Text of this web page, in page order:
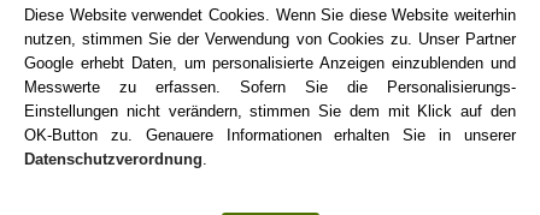
Waage Sternzeichen
Diese Website verwendet Cookies. Wenn Sie diese Website weiterhin
nutzen, stimmen Sie der Verwendung von Cookies zu. Unser Partner
Google erhebt Daten, um personalisierte Anzeigen einzublenden und
Messwerte zu erfassen. Sofern Sie die Personalisierungs-
Einstellungen nicht verändern, stimmen Sie dem mit Klick auf den
OK-Button zu. Genauere Informationen erhalten Sie in unserer
Datenschutzverordnung.